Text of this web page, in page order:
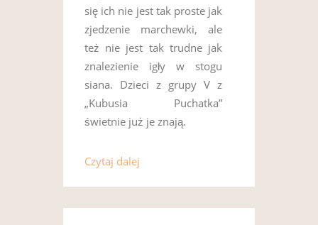
się ich nie jest tak proste jak
zjedzenie marchewki, ale
też nie jest tak trudne jak
znalezienie igły w stogu
siana. Dzieci z grupy V z
„Kubusia Puchatka”
świetnie już je znają.
Czytaj dalej